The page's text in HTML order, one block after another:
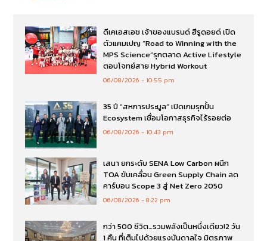
ดีเคเอสเอช เจ้าของแบรนด์ ฮีรูดอยด์ เปิด
ตัวแคมเปญ “Road to Winning with the
MPS Science”รุกตลาด Active Lifestyle
ตอบโจทย์สาย Hybrid Workout
06/08/2026 10:55 pm
35 ปี “สหการประมูล” เปิดเกมรุกปั้น
Ecosystem เชื่อมโอกาสธุรกิจไร้รอยต่อ
06/08/2026 10:43 pm
เสนา ยกระดับ SENA Low Carbon ผนึก
TOA ขับเคลื่อน Green Supply Chain ลด
คาร์บอน Scope 3 สู่ Net Zero 2050
06/08/2026 8:22 pm
กว่า 500 ชีวิต…รวมพลังเป็นหนึ่งเดียว!2 วัน
1 คืน ที่เต็มไปด้วยแรงบันดาลใจ มิตรภาพ